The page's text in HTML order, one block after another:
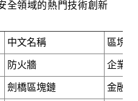
全領域的熱門技術創新
中文名稱 區塊
防火牆 企業
劍橋區塊鏈 金融